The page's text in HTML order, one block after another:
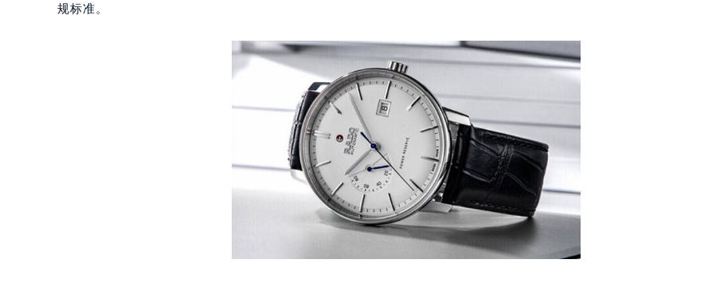
广州市越秀区环市东路371-375号世界贸易中心大厦南塔写字楼15层07室（需提前预约）
深圳市罗湖区深南东路5001号华润大厦写字楼17层1701室（需提前预约）
惠州市惠城区江北文昌一路7号华贸大厦写字楼1座30层05室（需提前预约）
厦门市思明区湖滨东路95号华润大厦写字楼B座11层1104室（需提前预约）
福州市鼓楼区五四路128-1号恒力城写字楼15层03室（需提前预约）
成都市锦江区人民东路6号SAC东原中心写字楼24层2406B室（需提前预约）
重庆市江北区观音桥步行街2号融恒时代广场写字楼9层902室（需提前预约）
长沙市芙蓉区定王台街道建湘路393号世茂环球金融中心写字楼（芙蓉广场）10层13室（需提前预约）
郑州市二七区铭功路10号华润大厦写字楼29层2905室（需提前预约）
太原市迎泽区解放路15号亨得利名表服务中心（品牌授权店）3层整层（需提前预约）
规标准。